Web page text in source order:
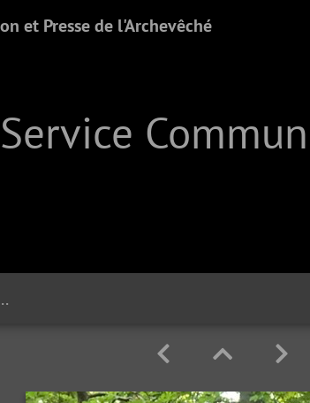
et Presse de l'Archevêché
006c8e73fb7e41fd97667fe4e58e0c5e 50314767106 o